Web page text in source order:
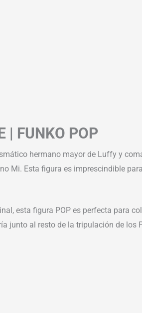
| FUNKO POP
hermano mayor de Luffy y
Mi. Esta figura es imprescindible
esta figura POP es perfecta para
junto al resto de la tripulación de los